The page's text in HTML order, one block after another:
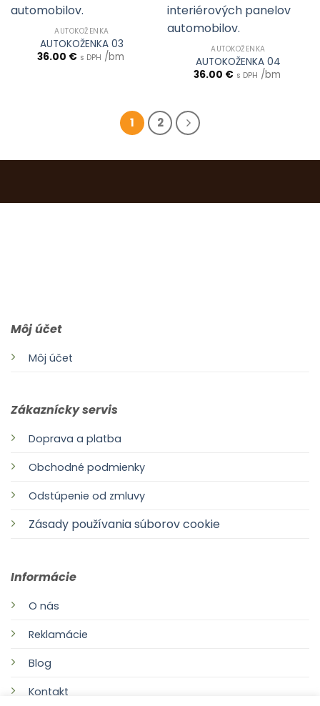
AUTOKOŽENKA
AUTOKOŽENKA 03
36.00 € s DPH /bm
AUTOKOŽENKA
AUTOKOŽENKA 04
36.00 € s DPH /bm
1 2
Môj účet
Môj účet
Zákaznícky servis
Doprava a platba
Obchodné podmienky
Odstúpenie od zmluvy
Zásady používania súborov cookie
Informácie
O nás
Reklamácie
Blog
Kontakt